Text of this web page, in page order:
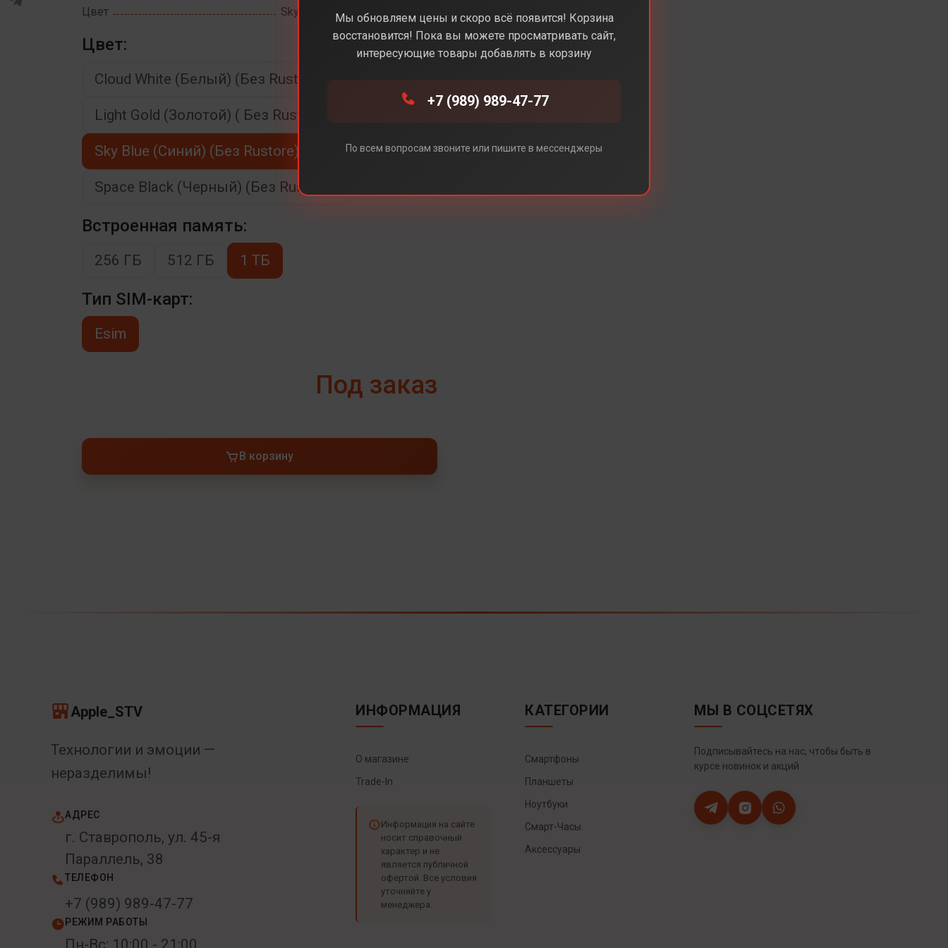
Цвет Sky Blue (Синий) (Без Rustore)
Цвет:
Cloud White (Белый) (Без Rustore)
Light Gold (Золотой) ( Без Rustore)
Sky Blue (Синий) (Без Rustore)
Space Black (Черный) (Без Rustore)
Встроенная память:
256 ГБ 512 ГБ 1 ТБ
Тип SIM-карт:
Esim
Под заказ
В корзину
Apple_STV
Технологии и эмоции —
неразделимы!
АДРЕС
г. Ставрополь, ул. 45-я
Параллель, 38
ТЕЛЕФОН
+7 (989) 989-47-77
РЕЖИМ РАБОТЫ
Пн-Вс: 10:00 - 21:00
ИНФОРМАЦИЯ
О магазине
Trade-In
Информация на сайте
носит справочный
характер и не
является публичной
офертой. Все условия
уточняйте у
менеджера.
КАТЕГОРИИ
Смартфоны
Планшеты
Ноутбуки
Смарт-Часы
Аксессуары
МЫ В СОЦСЕТЯХ
Подписывайтесь на нас, чтобы быть в
курсе новинок и акций
Мы обновляем цены и скоро всё появится! Корзина
восстановится! Пока вы можете просматривать сайт,
интересующие товары добавлять в корзину
+7 (989) 989-47-77
По всем вопросам звоните или пишите в мессенджеры